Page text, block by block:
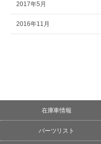
2017年5月
2016年11月
在庫車情報
パーツリスト